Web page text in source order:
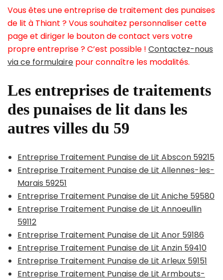
Vous êtes une entreprise de traitement des punaises
de lit à Thiant ? Vous souhaitez personnaliser cette
page et diriger le bouton de contact vers votre
propre entreprise ? C’est possible ! Contactez-nous
via ce formulaire pour connaître les modalités.
Les entreprises de traitements
des punaises de lit dans les
autres villes du 59
Entreprise Traitement Punaise de Lit Abscon 59215
Entreprise Traitement Punaise de Lit Allennes-les-
Marais 59251
Entreprise Traitement Punaise de Lit Aniche 59580
Entreprise Traitement Punaise de Lit Annoeullin
59112
Entreprise Traitement Punaise de Lit Anor 59186
Entreprise Traitement Punaise de Lit Anzin 59410
Entreprise Traitement Punaise de Lit Arleux 59151
Entreprise Traitement Punaise de Lit Armbouts-